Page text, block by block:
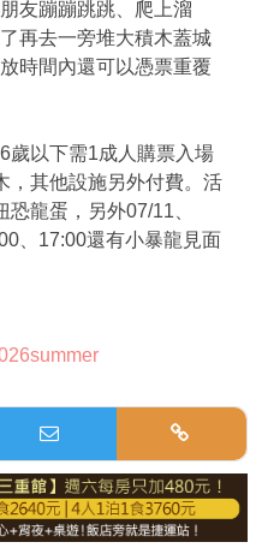
友蹦蹦跳跳、爬上溜
再去一旁堆大積木蓋城
時間內還可以憑票重覆
歲以下需1成人購票入場
，其他設施另外付費。活
龍蛋，另外07/11、
、17:00還有小暴龍見面